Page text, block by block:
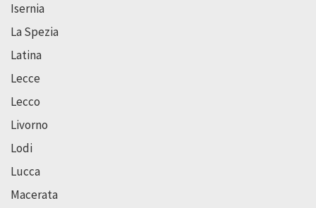
Isernia
La Spezia
Latina
Lecce
Lecco
Livorno
Lodi
Lucca
Macerata